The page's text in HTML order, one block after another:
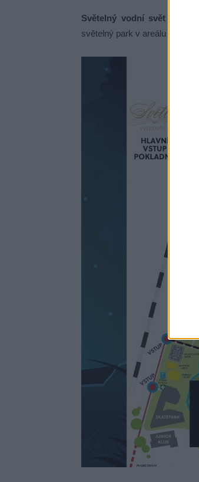
Světelný vodní svět láká
světelný park v areálu Nový